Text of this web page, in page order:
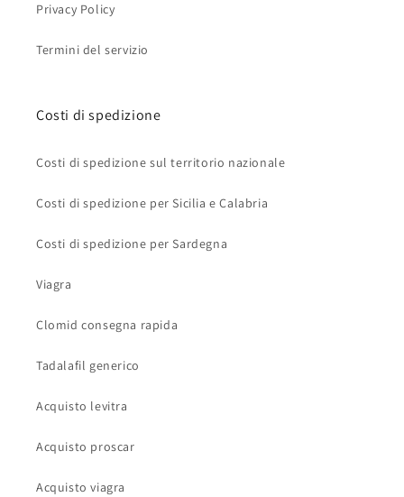
Privacy Policy
Termini del servizio
Costi di spedizione
Costi di spedizione sul territorio nazionale
Costi di spedizione per Sicilia e Calabria
Costi di spedizione per Sardegna
Viagra
Clomid consegna rapida
Tadalafil generico
Acquisto levitra
Acquisto proscar
Acquisto viagra